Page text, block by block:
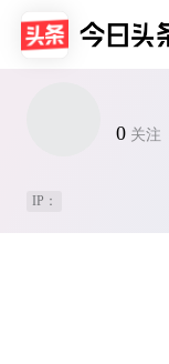
0 关注
IP：